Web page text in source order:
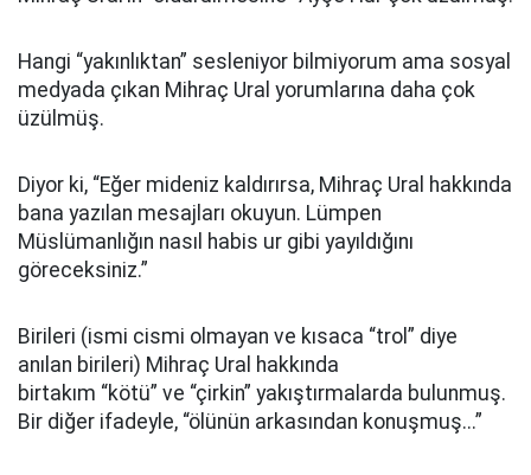
Hangi “yakınlıktan” sesleniyor bilmiyorum ama sosyal
medyada çıkan Mihraç Ural yorumlarına daha çok
üzülmüş.
Diyor ki, “Eğer mideniz kaldırırsa, Mihraç Ural hakkında
bana yazılan mesajları okuyun. Lümpen
Müslümanlığın nasıl habis ur gibi yayıldığını
göreceksiniz.”
Birileri (ismi cismi olmayan ve kısaca “trol” diye
anılan birileri) Mihraç Ural hakkında
birtakım “kötü” ve “çirkin” yakıştırmalarda bulunmuş.
Bir diğer ifadeyle, “ölünün arkasından konuşmuş...”